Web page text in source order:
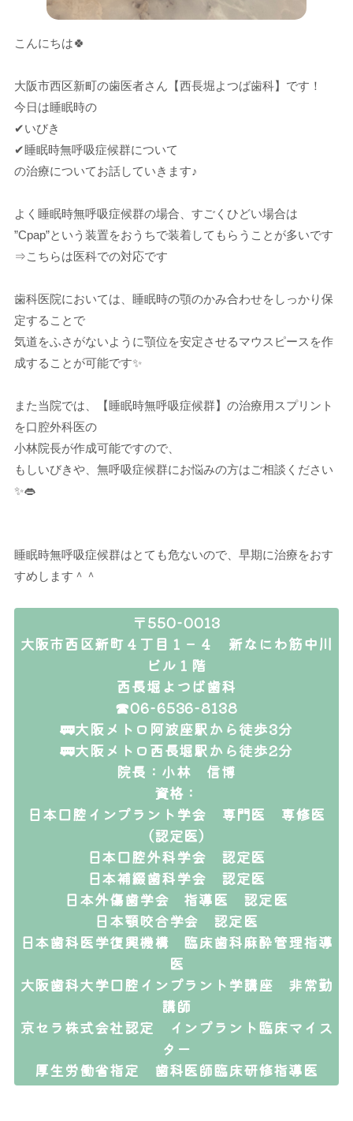
こんにちは🍀
大阪市西区新町の歯医者さん【西長堀よつば歯科】です！
今日は睡眠時の
✔いびき
✔睡眠時無呼吸症候群について
の治療についてお話していきます♪
よく睡眠時無呼吸症候群の場合、すごくひどい場合は
”Cpap”という装置をおうちで装着してもらうことが多いです
⇒こちらは医科での対応です
歯科医院においては、睡眠時の顎のかみ合わせをしっかり保
定することで
気道をふさがないように顎位を安定させるマウスピースを作
成することが可能です✨
また当院では、【睡眠時無呼吸症候群】の治療用スプリント
を口腔外科医の
小林院長が作成可能ですので、
もしいびきや、無呼吸症候群にお悩みの方はご相談ください
✨👄
睡眠時無呼吸症候群はとても危ないので、早期に治療をおす
すめします＾＾
〒550-0013
大阪市西区新町４丁目１－４ 新なにわ筋中川
ビル１階
西長堀よつば歯科
☎06-6536-8138
🚃大阪メトロ阿波座駅から徒歩3分
🚃大阪メトロ西長堀駅から徒歩2分
院長：小林 信博
資格：
日本口腔インプラント学会 専門医 専修医
（認定医）
日本口腔外科学会 認定医
日本補綴歯科学会 認定医
日本外傷歯学会 指導医 認定医
日本顎咬合学会 認定医
日本歯科医学復興機構 臨床歯科麻酔管理指導
医
大阪歯科大学口腔インプラント学講座 非常勤
講師
京セラ株式会社認定 インプラント臨床マイス
ター
厚生労働省指定 歯科医師臨床研修指導医